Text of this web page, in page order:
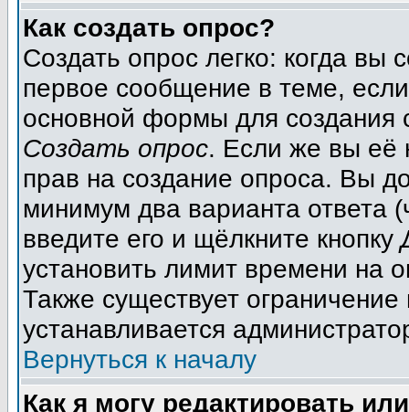
Как создать опрос?
Создать опрос легко: когда вы
первое сообщение в теме,
основной формы для
Создать опрос. Если же вы её
прав на создание опроса. Вы
минимум два варианта ответа
введите его и щёлкните кнопку
установить лимит времени на
Также существует
устанавливается
Вернуться к началу
Как я могу редактировать